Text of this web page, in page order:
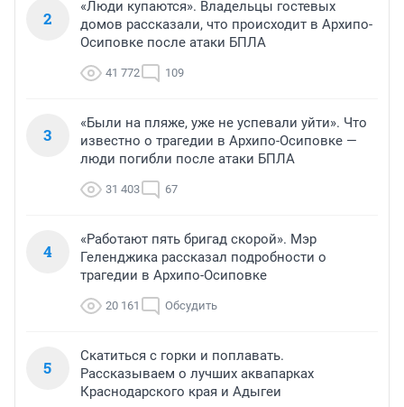
2
«Люди купаются». Владельцы гостевых
домов рассказали, что происходит в Архипо-
Осиповке после атаки БПЛА
41 772 109
3
«Были на пляже, уже не успевали уйти». Что
известно о трагедии в Архипо-Осиповке —
люди погибли после атаки БПЛА
31 403 67
4
«Работают пять бригад скорой». Мэр
Геленджика рассказал подробности о
трагедии в Архипо-Осиповке
20 161 Обсудить
5
Скатиться с горки и поплавать.
Рассказываем о лучших аквапарках
Краснодарского края и Адыгеи